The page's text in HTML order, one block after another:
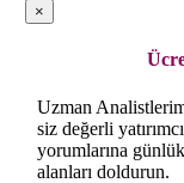
×
Uzman
siz değerli
yorumlarına
alanları doldurun.